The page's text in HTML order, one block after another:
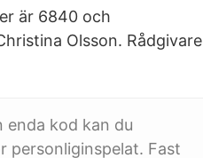
är 6840 och
Olsson. Rådgivare
enda kod kan du
personliginspelat. Fast